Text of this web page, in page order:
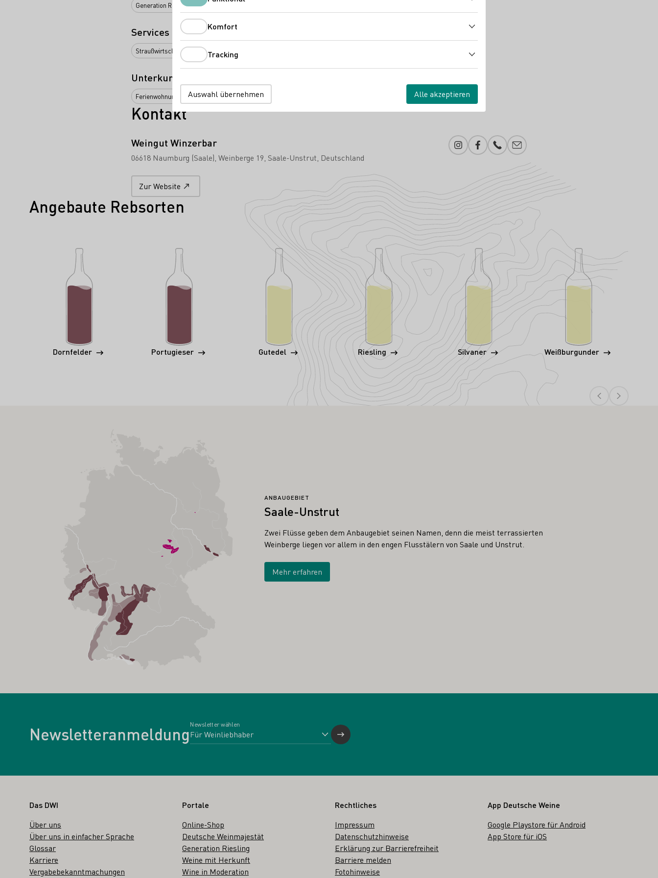
Generation Riesling Weinbauverband Saale-Unstrut
Services
Straußwirtschaft Online Versand ab Hof
Unterkunftsarten
Ferienwohnung
Kontakt
Weingut Winzerbar
06618 Naumburg (Saale) Weinberge 19 Saale-Unstrut Deutschland
InstagramFacebookTelefonnummer
E-Mail-Adresse
Zur Website
Angebaute Rebsorten
Dornfelder Portugieser Gutedel Riesling Silvaner Weißburgunder
ANBAUGEBIET
Saale-Unstrut
Zwei Flüsse geben dem Anbaugebiet seinen Namen, denn die meist terrassierten
Weinberge liegen vor allem in den engen Flusstälern von Saale und Unstrut.
Mehr erfahren
Newsletteranmeldung
Newsletter wählen
Fußbereich
Das DWI
Über uns
Über uns in einfacher Sprache
Glossar
Karriere
Vergabebekanntmachungen
Portale
Online-Shop
Deutsche Weinmajestät
Generation Riesling
Weine mit Herkunft
Wine in Moderation
Rechtliches
Impressum
Datenschutzhinweise
Erklärung zur Barrierefreiheit
Barriere melden
Fotohinweise
Funktional
Komfort
Tracking
Auswahl übernehmen Alle akzeptieren
App Deutsche Weine
Google Playstore für Android
App Store für iOS